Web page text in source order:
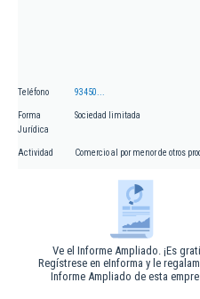
Teléfono 93450...
Forma
Jurídica
Sociedad limitada
Actividad Comercio al por menor de otros
Ve el Informe Ampliado. ¡Es
Regístrese en eInforma y le
Informe Ampliado de esta